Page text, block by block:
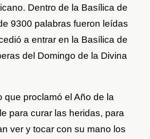
Dentro de la Basílica de
9300 palabras fueron leídas
a entrar en la Basílica de
del Domingo de la Divina
que proclamó el Año de la
para curar las heridas, para
ver y tocar con su mano los